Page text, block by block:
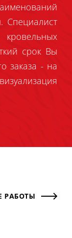
Специалист
срок Вы
заказа - на
РАБОТЫ